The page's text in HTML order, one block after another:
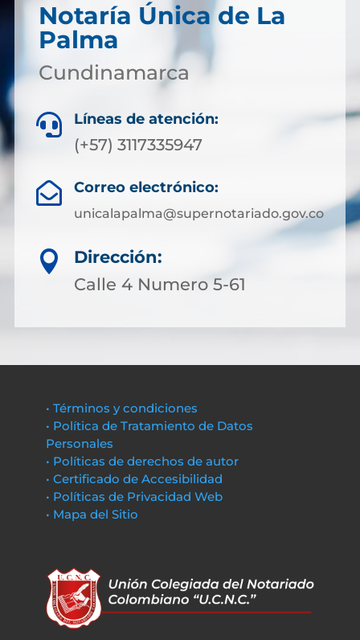
Notaría Única de La
Palma
Cundinamarca
 Líneas de atención:
(+57) 3117335947
 Correo electrónico:
unicalapalma@supernotariado.gov.co

Dirección:
Calle 4 Numero 5-61
• Términos y condiciones
• Política de Tratamiento de Datos
Personales
• Políticas de derechos de autor
• Certificado de Accesibilidad
• Políticas de Privacidad Web
• Mapa del Sitio